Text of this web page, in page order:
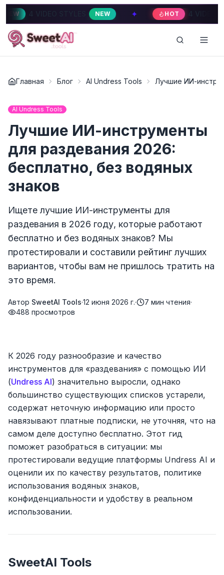
STYLES HOT 4 VIDEO STYLES
Главная Блог AI Undress Tools Лучшие ИИ-
AI Undress Tools
Лучшие ИИ-инструменты
для раздевания 2026:
бесплатно, без водяных
знаков
Ищете лучшие ИИ-инструменты для
раздевания в 2026 году, которые работают
бесплатно и без водяных знаков? Мы
протестировали и составили рейтинг лучших
вариантов, чтобы вам не пришлось тратить на
это время.
Автор SweetAI Tools·12 июня 2026 г.· 7 мин чтения·
488 просмотров
К 2026 году разнообразие и качество
инструментов для «раздевания» с помощью ИИ
(Undress AI) значительно выросли, однако
большинство существующих списков устарели,
содержат неточную информацию или просто
навязывают платные подписки, не уточняя, что на
самом деле доступно бесплатно. Этот гид
поможет разобраться в ситуации: мы
протестировали ведущие платформы Undress AI и
оценили их по качеству результатов, политике
использования водяных знаков,
конфиденциальности и удобству в реальном
использовании.
SweetAI Tools